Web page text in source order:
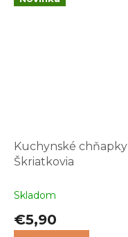
Kuchynské chňapky
Škriatkovia
Skladom
€5,90